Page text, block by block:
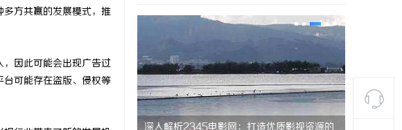
方共赢的发展模式，推
因此可能会出现广告过
可能存在盗版、侵权等
容与多元化发展的影视新势 深入解析2345电影网：打造优质影视资源的 深入解析